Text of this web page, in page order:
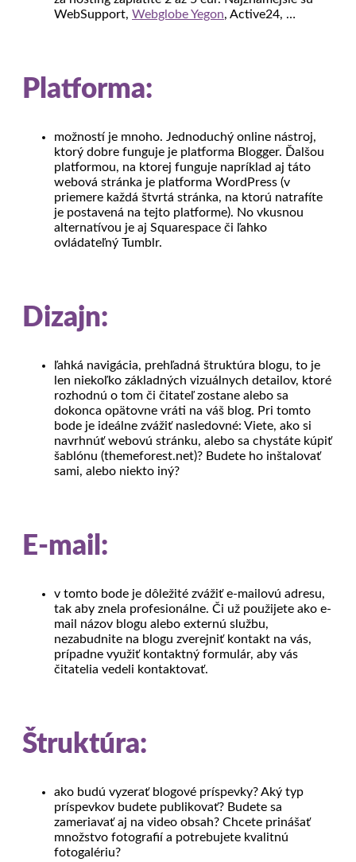
WebSupport, Webglobe Yegon, Active24, …
Platforma:
možností je mnoho. Jednoduchý online nástroj,
ktorý dobre funguje je platforma Blogger. Ďalšou
platformou, na ktorej funguje napríklad aj táto
webová stránka je platforma WordPress (v
priemere každá štvrtá stránka, na ktorú natrafíte
je postavená na tejto platforme). No vkusnou
alternatívou je aj Squarespace či ľahko
ovládateľný Tumblr.
Dizajn:
ľahká navigácia, prehľadná štruktúra blogu, to je
len niekoľko základných vizuálnych detailov, ktoré
rozhodnú o tom či čitateľ zostane alebo sa
dokonca opätovne vráti na váš blog. Pri tomto
bode je ideálne zvážiť nasledovné: Viete, ako si
navrhnúť webovú stránku, alebo sa chystáte kúpiť
šablónu (themeforest.net)? Budete ho inštalovať
sami, alebo niekto iný?
E-mail:
v tomto bode je dôležité zvážiť e-mailovú adresu,
tak aby znela profesionálne. Či už použijete ako e-
mail názov blogu alebo externú službu,
nezabudnite na blogu zverejniť kontakt na vás,
prípadne využiť kontaktný formulár, aby vás
čitatelia vedeli kontaktovať.
Štruktúra:
ako budú vyzerať blogové príspevky? Aký typ
príspevkov budete publikovať? Budete sa
zameriavať aj na video obsah? Chcete prinášať
množstvo fotografií a potrebujete kvalitnú
fotogalériu?